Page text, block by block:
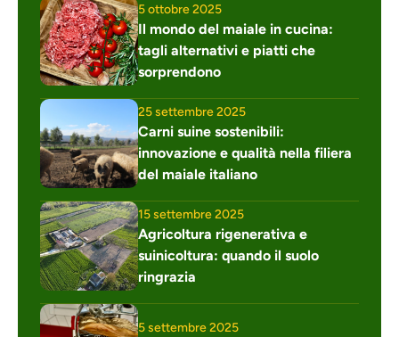
5 ottobre 2025
Il mondo del maiale in cucina:
tagli alternativi e piatti che
sorprendono
25 settembre 2025
Carni suine sostenibili:
innovazione e qualità nella filiera
del maiale italiano
15 settembre 2025
Agricoltura rigenerativa e
suinicoltura: quando il suolo
ringrazia
5 settembre 2025